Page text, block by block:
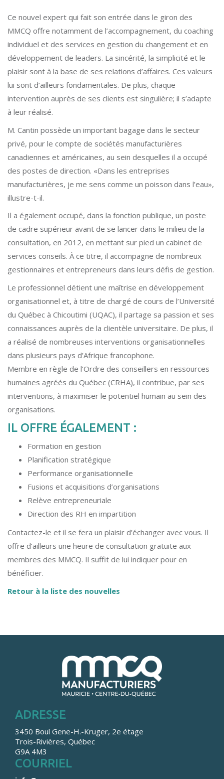
Ce nouvel expert qui fait son entrée dans le giron des
MMCQ offre notamment de l’accompagnement, du coaching
individuel et des services en gestion du changement et en
développement de leaders. La sincérité, la simplicité et le
plaisir sont à la base de ses relations d’affaires. Ces valeurs
lui sont d’ailleurs fondamentales. De plus, chaque
intervention auprès de ses clients est singulière; il s’adapte
à leur réalisé.
M. Cantin possède un important bagage dans le secteur
privé, pour le compte de sociétés manufacturières
canadiennes et américaines, au sein desquelles il a occupé
des postes de direction. «Dans les entreprises
manufacturières, je me sens comme un poisson dans l’eau»,
illustre-t-il.
Il a également occupé, dans la fonction publique, un poste
de cadre supérieur avant de se lancer dans le milieu de la
consultation, en 2012, en mettant sur pied un cabinet de
services conseils. À ce titre, il accompagne de nombreux
gestionnaires et entrepreneurs dans leurs défis de gestion.
Le professionnel détient une maîtrise en développement
organisationnel et, à titre de chargé de cours de l’Université
du Québec à Chicoutimi (UQAC), il partage sa passion et ses
connaissances auprès de la clientèle universitaire. De plus, il
a réalisé de nombreuses interventions organisationnelles
dans plusieurs pays d’Afrique francophone.
Membre en règle de l’Ordre des conseillers en ressources
humaines agréés du Québec (CRHA), il contribue, par ses
interventions, à maximiser le potentiel humain au sein des
organisations.
IL OFFRE ÉGALEMENT :
Formation en gestion
Planification stratégique
Performance organisationnelle
Fusions et acquisitions d’organisations
Relève entrepreneuriale
Direction des RH en impartition
Contactez-le et il se fera un plaisir d’échanger avec vous. Il
offre d’ailleurs une heure de consultation gratuite aux
membres des MMCQ. Il suffit de lui indiquer pour en
bénéficier.
Retour à la liste des nouvelles
ADRESSE
3450 Boul Gene-H.-Kruger, 2e étage
Trois-Rivières, Québec
G9A 4M3
COURRIEL